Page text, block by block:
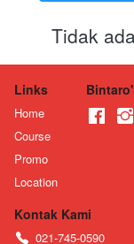
Tidak
Links
Home
Course
Promo
Location
Kontak Kami
021-745-0590